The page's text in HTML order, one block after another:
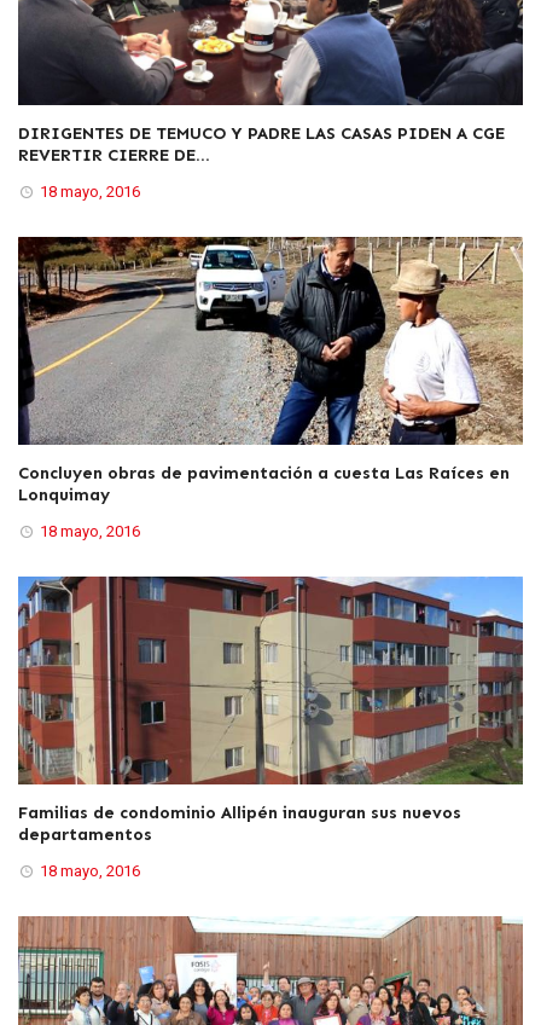
DIRIGENTES DE TEMUCO Y PADRE LAS CASAS PIDEN A CGE
REVERTIR CIERRE DE...
18 mayo, 2016
Concluyen obras de pavimentación a cuesta Las Raíces en
Lonquimay
18 mayo, 2016
Familias de condominio Allipén inauguran sus nuevos
departamentos
18 mayo, 2016